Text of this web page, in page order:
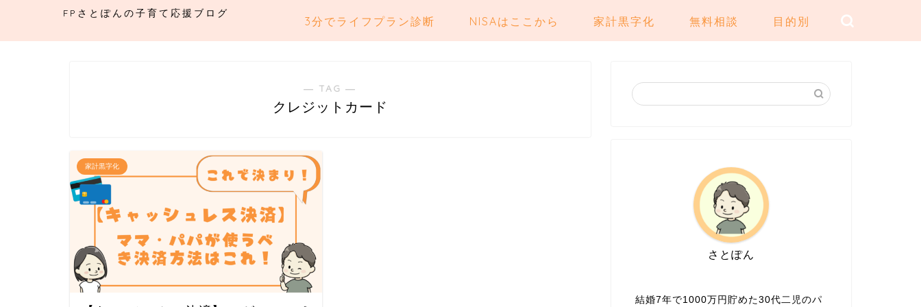
FPさとぽんの子育て応援ブログ
3分でライフプラン診断 NISAはここから 家計黒字化 無料相談 目的別
― TAG ―
クレジットカード
家計黒字化
さとぽん
結婚7年で1000万円貯めた30代二児のパ